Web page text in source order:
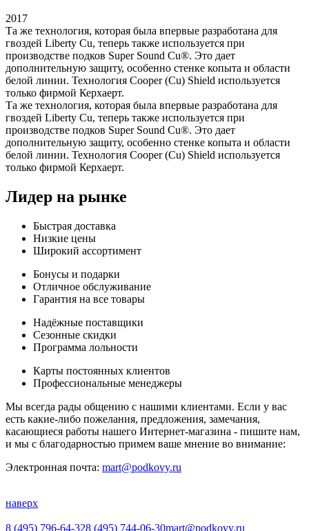
2017
Та же технология, которая была впервые разработана для
гвоздей Liberty Cu, теперь также используется при
производстве подков Super Sound Cu®. Это дает
дополнительную защиту, особенно стенке копыта и области
белой линии. Технология Cooper (Cu) Shield используется
только фирмой Керхаерт.
Та же технология, которая была впервые разработана для
гвоздей Liberty Cu, теперь также используется при
производстве подков Super Sound Cu®. Это дает
дополнительную защиту, особенно стенке копыта и области
белой линии. Технология Cooper (Cu) Shield используется
только фирмой Керхаерт.
Лидер на рынке
Быстрая доставка
Низкие цены
Широкий ассортимент
Бонусы и подарки
Отличное обслуживание
Гарантия на все товары
Надёжные поставщики
Сезонные скидки
Программа лольности
Карты постоянных клиентов
Профессиональные менеджеры
Мы всегда рады общению с нашими клиентами. Если у вас
есть какие-либо пожелания, предложения, замечания,
касающиеся работы нашего Интернет-магазина - пишите нам,
и мы с благодарностью примем ваше мнение во внимание:
Электронная почта: mart@podkovy.ru
наверх
8 (495) 796-64-328 (495) 744-06-30mart@podkovy.ru